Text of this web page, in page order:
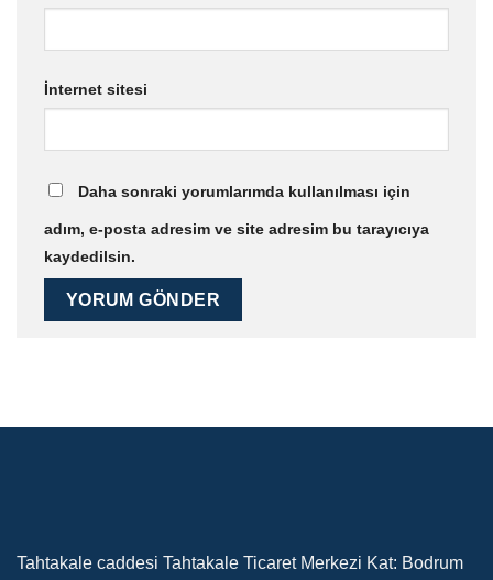
İnternet sitesi
Daha sonraki yorumlarımda kullanılması için
adım, e-posta adresim ve site adresim bu tarayıcıya
kaydedilsin.
Tahtakale caddesi Tahtakale Ticaret Merkezi Kat: Bodrum